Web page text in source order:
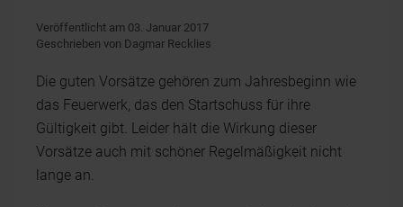
Veröffentlicht am 03. Januar 2017
Geschrieben von Dagmar Recklies
Die guten Vorsätze gehören zum Jahresbeginn wie
das Feuerwerk, das den Startschuss für ihre
Gültigkeit gibt. Leider hält die Wirkung dieser
Vorsätze auch mit schöner Regelmäßigkeit nicht
lange an.